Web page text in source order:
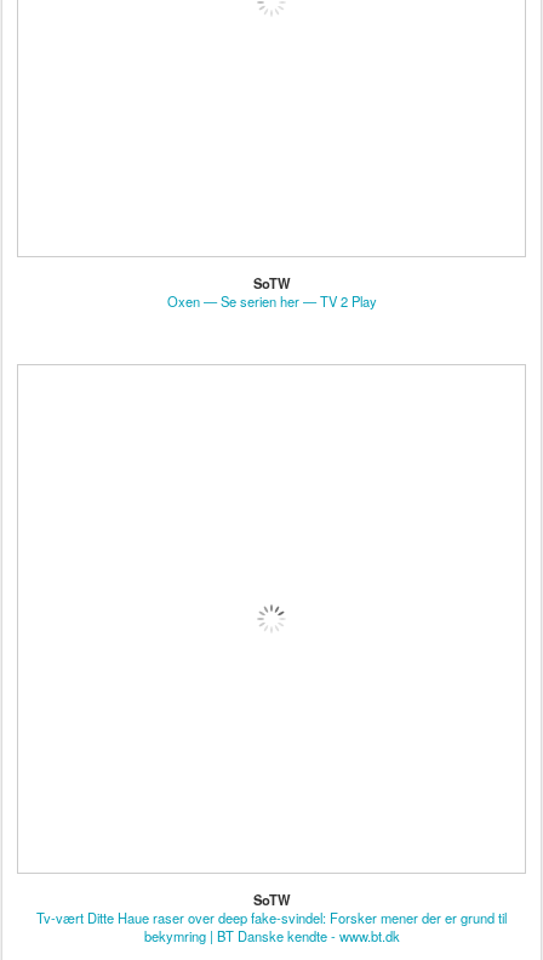
SoTW
Oxen — Se serien her — TV 2 Play
SoTW
Tv-vært Ditte Haue raser over deep fake-svindel: Forsker mener der er grund til
bekymring | BT Danske kendte - www.bt.dk